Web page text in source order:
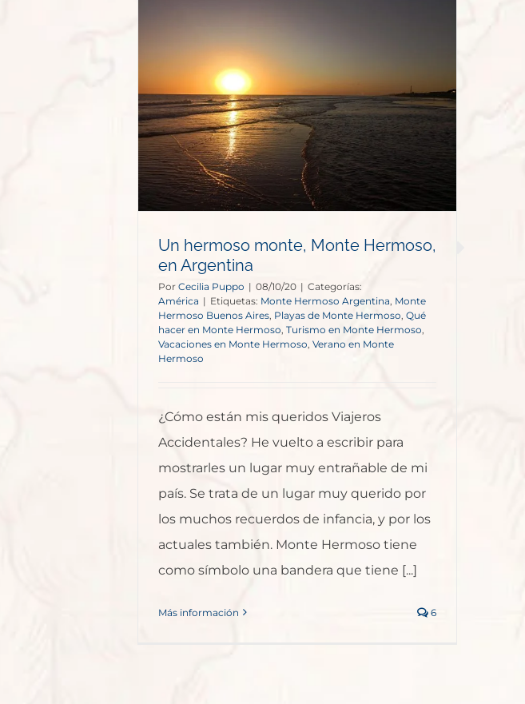
Un hermoso monte, Monte Hermoso,
en Argentina
Por Cecilia Puppo | 08/10/20 | Categorías:
América | Etiquetas: Monte Hermoso Argentina, Monte
Hermoso Buenos Aires Playas de Monte Hermoso Qué
hacer en Monte Hermoso Turismo en Monte Hermoso
Vacaciones en Monte Hermoso Verano en Monte
Hermoso
¿Cómo están mis queridos Viajeros
Accidentales? He vuelto a escribir para
mostrarles un lugar muy entrañable de mi
país. Se trata de un lugar muy querido por
los muchos recuerdos de infancia, y por los
actuales también. Monte Hermoso tiene
como símbolo una bandera que tiene [...]
Más información 6